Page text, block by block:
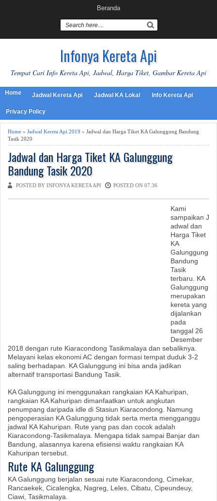
Beranda
Infonya Kereta Api
Tempat Cari Info Kereta Api, Jadwal, Harga Tiket, Gambar Kereta Api
Home Jadwal Kereta Api Jadwal KA Lokal Info Kereta Api
Privacy Policy
Home » Jadwal Kereta Api 2019 » Jadwal dan Harga Tiket KA Galunggung Bandung
Tasik 2020
Jadwal dan Harga Tiket KA Galunggung
Bandung Tasik 2020
POSTED BY INFONYA KERETA API POSTED ON 07.36
Kami
sampaikan J
adwal dan
Harga Tiket
KA
Galunggung
Bandung
Tasik
terbaru. KA
Galunggung
merupakan
kereta yang
dijalankan
pada
tanggal 26
Desember
2018 dengan rute Kiaracondong Tasikmalaya dan sebaliknya.
Melayani kelas ekonomi AC dengan formasi tempat duduk 3-2
saling berhadapan. KA Galunggung ini bisa anda jadikan
alternatif transportasi Bandung Tasik.
KA Galunggung ini menggunakan rangkaian KA Kahuripan,
rangkaian KA Kahuripan dimanfaatkan untuk angkutan
penumpang daripada idle di Stasiun Kiaracondong. Namung
pengoperasian KA Galunggung tidak serta merta mengganggu
jadwal KA Kahuripan. Rute yang pas dan cocok adalah
Kiaracondong-Tasikmalaya. Mengapa tidak sampai Banjar dan
Bandung, alasannya karena efisiensi waktu rangkaian KA
Kahuripan tersebut.
Rute KA Galunggung
KA Galunggung berjalan sesuai rute Kiaracondong, Cimekar,
Rancaekek, Cicalengka, Nagreg, Leles, Cibatu, Cipeundeuy,
Ciawi, Tasikmalaya.